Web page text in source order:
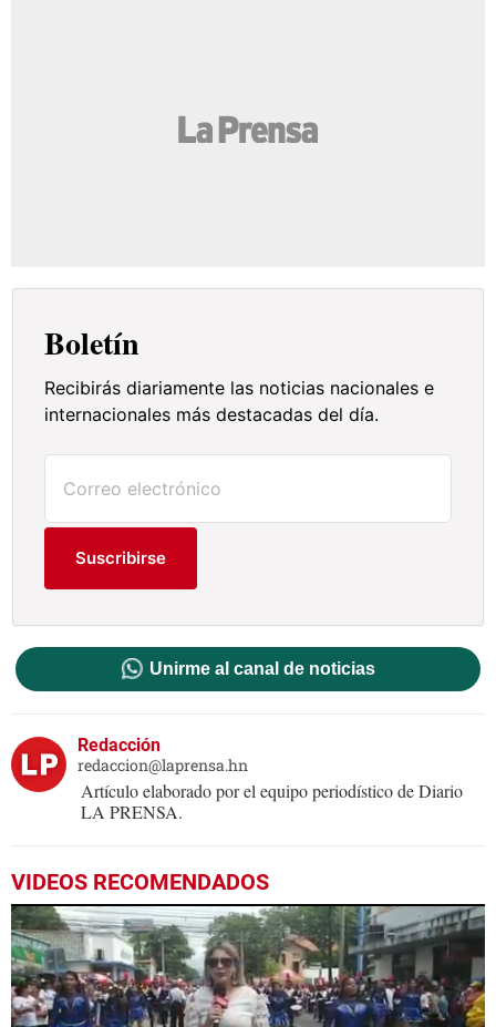
Boletín
Recibirás diariamente las noticias nacionales e
internacionales más destacadas del día.
Suscribirse
Unirme al canal de noticias
Redacción
redaccion@laprensa.hn
Artículo elaborado por el equipo periodístico de Diario
LA PRENSA.
VIDEOS RECOMENDADOS